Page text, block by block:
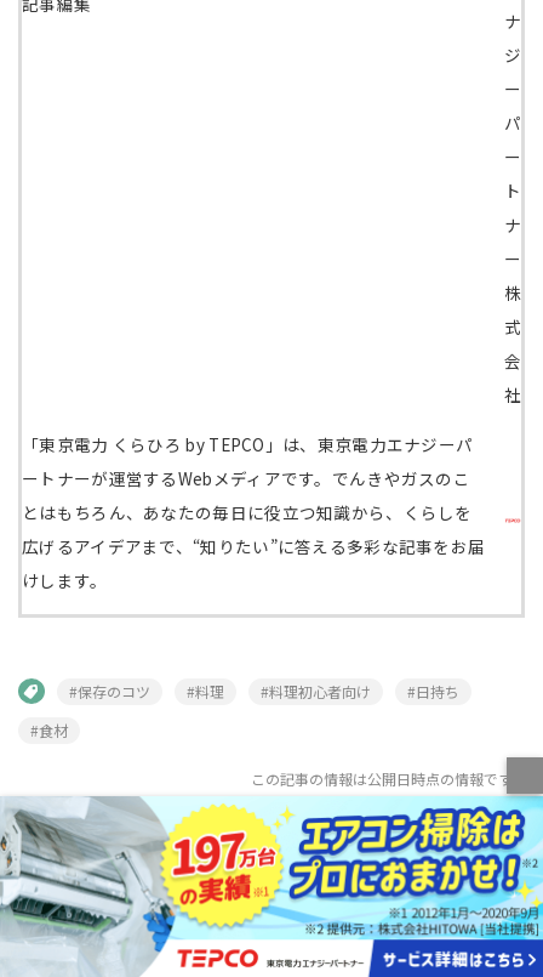
ナ
ジ
ー
パ
ー
ト
ナ
ー
株
式
会
社
「東京電力 くらひろ by TEPCO」は、東京電力エナジーパ
ートナーが運営するWebメディアです。でんきやガスのこ
とはもちろん、あなたの毎日に役立つ知識から、くらしを
広げるアイデアまで、“知りたい”に答える多彩な記事をお届
けします。
#保存のコツ #料理 #料理初心者向け
#日持ち
#食材
この記事の情報は公開日時点の情報です
この記事を共有する、シェアする